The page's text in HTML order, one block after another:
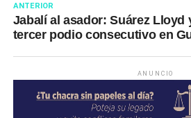
ANTERIOR
Jabalí al asador: Suárez Lloyd
tercer podio consecutivo en
ANUNCIO